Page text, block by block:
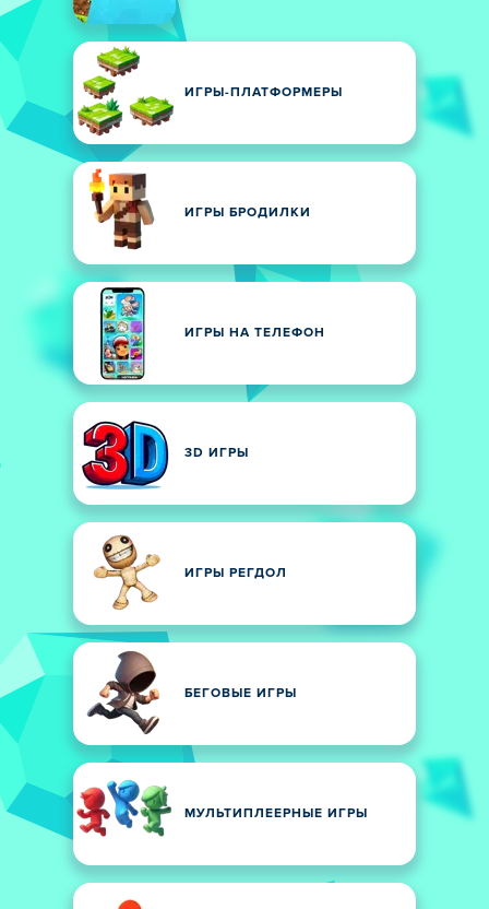
ИГРЫ-ПЛАТФОРМЕРЫ
ИГРЫ БРОДИЛКИ
ИГРЫ НА ТЕЛЕФОН
3D ИГРЫ
ИГРЫ РЕГДОЛ
БЕГОВЫЕ ИГРЫ
МУЛЬТИПЛЕЕРНЫЕ ИГРЫ